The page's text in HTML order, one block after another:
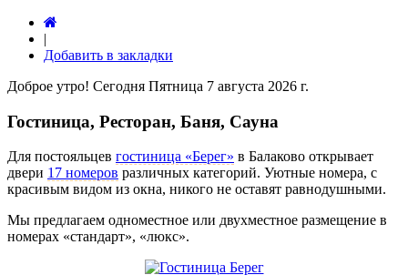
|
Добавить в закладки
Доброе утро! Сегодня Пятница 7 августа 2026 г.
Гостиница, Ресторан, Баня, Сауна
Для постояльцев гостиница «Берег» в Балаково открывает
двери 17 номеров различных категорий. Уютные номера, с
красивым видом из окна, никого не оставят равнодушными.
Мы предлагаем одноместное или двухместное размещение в
номерах «стандарт», «люкс».